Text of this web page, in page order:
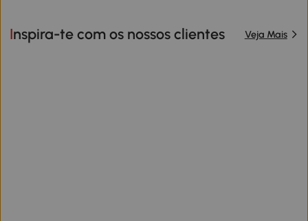
Inspira-te com os nossos clientes Veja Mais